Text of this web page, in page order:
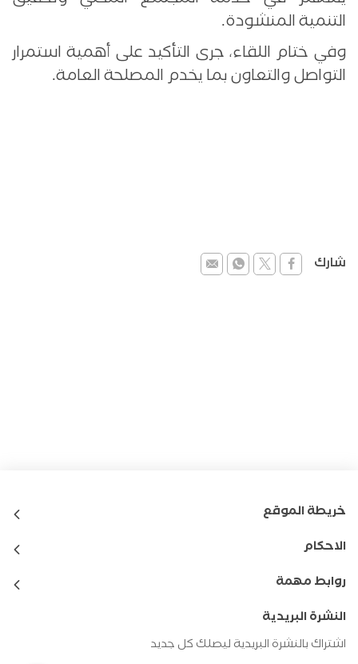
التنمية المنشودة.
وفي ختام اللقاء، جرى التأكيد على أهمية استمرار
التواصل والتعاون بما يخدم المصلحة العامة.
شارك
خريطة الموقع
الاحكام
روابط مهمة
النشرة البريدية
اشتراك بالنشرة البريدية ليصلك كل جديد